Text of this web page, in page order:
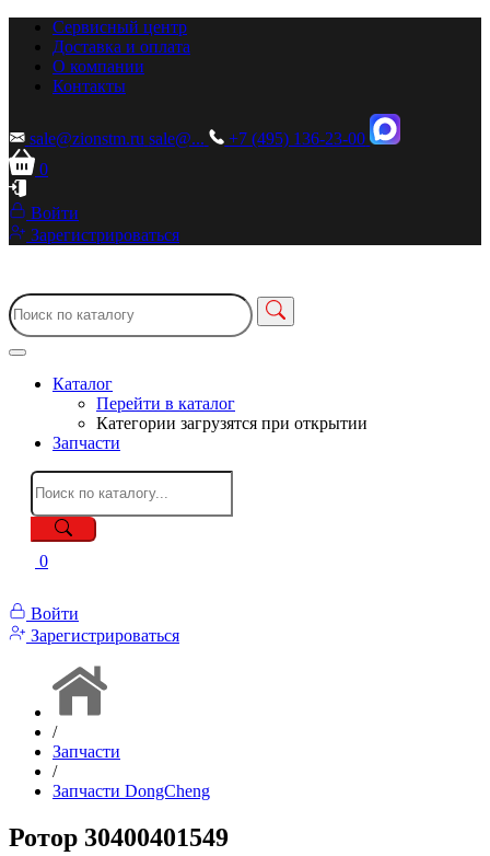
Сервисный центр
Доставка и оплата
О компании
Контакты
sale@zionstm.ru sale@...
+7 (495) 136-23-00
0
Войти
Зарегистрироваться
Каталог
Перейти в каталог
Категории загрузятся при открытии
Запчасти
0
Войти
Зарегистрироваться
/
Запчасти
/
Запчасти DongCheng
Ротор 30400401549